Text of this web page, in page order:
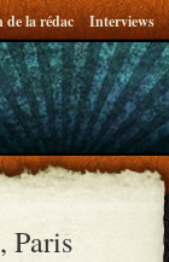
de la rédac Interviews
Paris